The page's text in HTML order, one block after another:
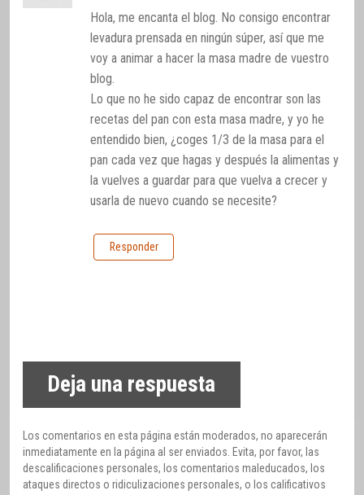
Hola, me encanta el blog. No consigo encontrar
levadura prensada en ningún súper, así que me
voy a animar a hacer la masa madre de vuestro
blog.
Lo que no he sido capaz de encontrar son las
recetas del pan con esta masa madre, y yo he
entendido bien, ¿coges 1/3 de la masa para el
pan cada vez que hagas y después la alimentas y
la vuelves a guardar para que vuelva a crecer y
usarla de nuevo cuando se necesite?
Responder
Deja una respuesta
Los comentarios en esta página están moderados, no aparecerán
inmediatamente en la página al ser enviados. Evita, por favor, las
descalificaciones personales, los comentarios maleducados, los
ataques directos o ridiculizaciones personales, o los calificativos